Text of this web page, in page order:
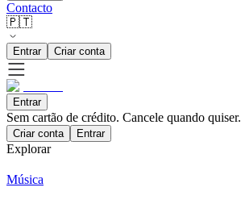
Contacto
🇵🇹
Entrar Criar conta
Entrar
Sem cartão de crédito. Cancele quando quiser.
Criar conta Entrar
Explorar
Música